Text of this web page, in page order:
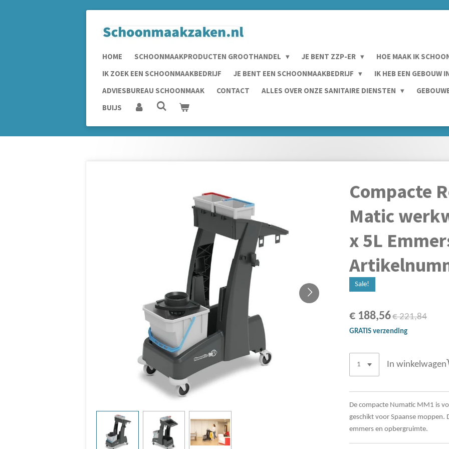
HOME SCHOONMAAKPRODUCTEN GROOTHANDEL JE BENT ZZP-ER
HOE MAAK IK
IK ZOEK EEN SCHOONMAAKBEDRIJF
JE BENT EEN SCHOONMAAKBEDRIJF
IK HEB EEN GEBOUW
ADVIESBUREAU SCHOONMAAK
CONTACT ALLES OVER ONZE SANITAIRE DIENSTEN
BUIJS
Compacte
Matic
x 5L
Sale!
€ 188,56€ 221,84
GRATIS verzending
In winkelwagen
De compacte Numatic MM1 is
geschikt voor Spaanse moppen.
emmers en opbergruimte.